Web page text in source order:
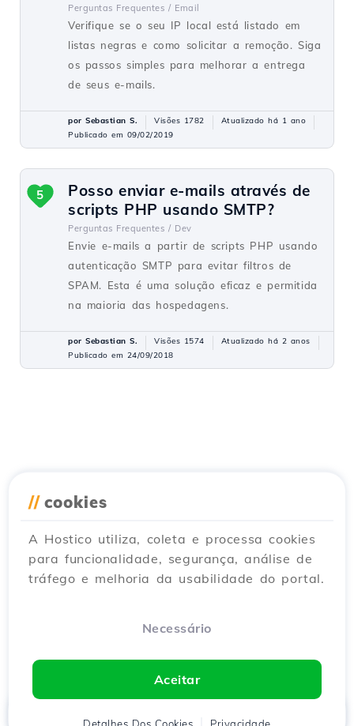
Perguntas Frequentes / Email
Verifique se o seu IP local está listado em
listas negras e como solicitar a remoção. Siga
os passos simples para melhorar a entrega
de seus e-mails.
por Sebastian S. Visões 1782
Atualizado há 1 ano
Publicado em 09/02/2019
Posso enviar e-mails através de
scripts PHP usando SMTP?
Perguntas Frequentes / Dev
Envie e-mails a partir de scripts PHP usando
autenticação SMTP para evitar filtros de
SPAM. Esta é uma solução eficaz e permitida
na maioria das hospedagens.
5
por Sebastian S. Visões 1574
Atualizado há 2 anos
Publicado em 24/09/2018
// cookies
A Hostico utiliza, coleta e processa cookies
para funcionalidade, segurança, análise de
tráfego e melhoria da usabilidade do portal.
Necessário
Aceitar
Cliente Carrinho Chat